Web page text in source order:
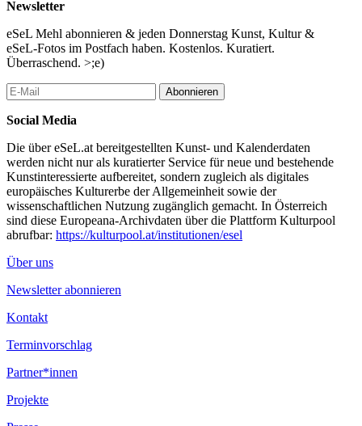
Newsletter
eSeL Mehl abonnieren & jeden Donnerstag Kunst, Kultur &
eSeL-Fotos im Postfach haben. Kostenlos. Kuratiert.
Überraschend. >;e)
Abonnieren
Social Media
Die über eSeL.at bereitgestellten Kunst- und Kalenderdaten
werden nicht nur als kuratierter Service für neue und bestehende
Kunstinteressierte aufbereitet, sondern zugleich als digitales
europäisches Kulturerbe der Allgemeinheit sowie der
wissenschaftlichen Nutzung zugänglich gemacht. In Österreich
sind diese Europeana-Archivdaten über die Plattform Kulturpool
abrufbar: https://kulturpool.at/institutionen/esel
Über uns
Newsletter abonnieren
Kontakt
Terminvorschlag
Partner*innen
Projekte